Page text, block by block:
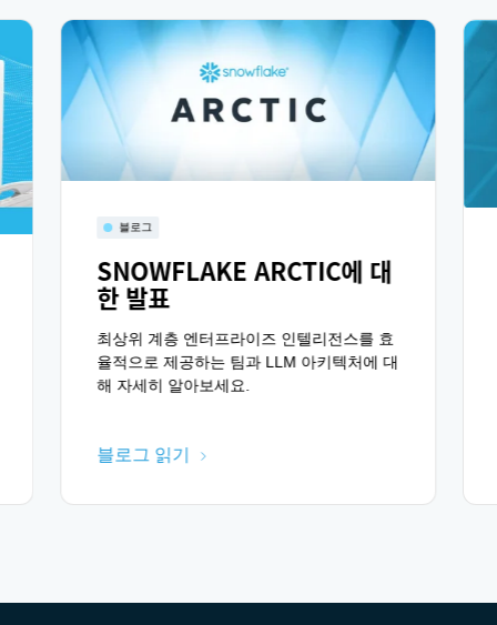
블로그
SNOWFLAKE ARCTIC에 대
한 발표
최상위 계층 엔터프라이즈 인텔리전스를 효
율적으로 제공하는 팀과 LLM 아키텍처에 대
해 자세히 알아보세요.
블로그 읽기